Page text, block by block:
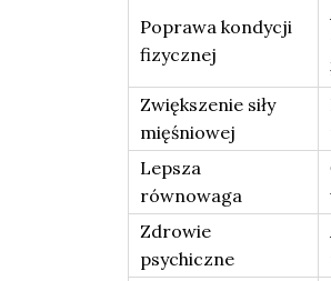
Poprawa kondycji
fizycznej
Zwiększenie siły
mięśniowej
Lepsza
równowaga
Zdrowie
psychiczne